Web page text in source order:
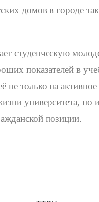
домов в городе
студенческую
показателей в
не только на активное
университета, но
позиции.